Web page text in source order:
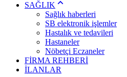
SAĞLIK
Sağlık haberleri
SB elektronik işlemler
Hastalık ve tedavileri
Hastaneler
Nöbetçi Eczaneler
FİRMA REHBERİ
İLANLAR